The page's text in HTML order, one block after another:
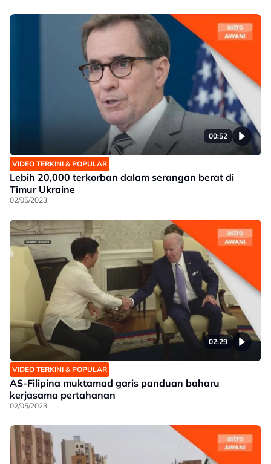
00:52
VIDEO TERKINI & POPULAR
Lebih 20,000 terkorban dalam serangan berat di
Timur Ukraine
02/05/2023
02:29
VIDEO TERKINI & POPULAR
AS-Filipina muktamad garis panduan baharu
kerjasama pertahanan
02/05/2023